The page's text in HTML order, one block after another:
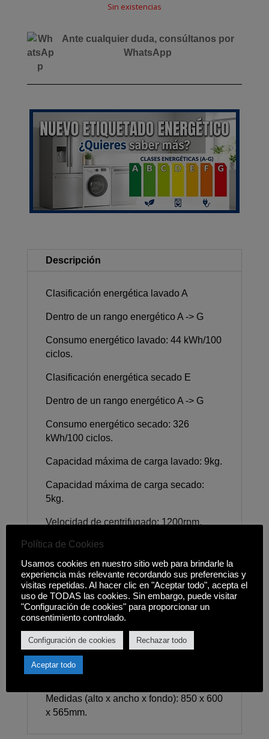
Sin existencias
Ante cualquier duda, consúltanos por
WhatsApp
Descripción
Clasificación energética lavado A
Dentro de un rango energético A -> G
Consumo energético lavado: 44 kWh/100
ciclos.
Clasificación energética secado E
Dentro de un rango energético A -> G
Consumo energético secado: 326
kWh/100 ciclos.
Capacidad máxima de carga lavado: 9kg.
Capacidad máxima de carga secado:
5kg.
Velocidad de centrifugado: 1200rpm.
Tecnología: Smart Diagnosis, AI DD™,
Inverter Direct Drive Motor, Steam™,
TurboWash™, TurboWash™360.
Programas de lavado: Algodón,
Delicado/seda, Eco, Higiene/Contra
alergias, Mix, Prelavado, Rápido 14 min,
Aclarado y centrifugado, Sintético.
Programas de secado: Algodón, Eco, Mix,
Sintético, Wash&Dry.
Medidas (alto x ancho x fondo): 850 x 600
x 565mm.
Política de Cookies
Usamos cookies en nuestro sitio web para brindarle la
experiencia más relevante recordando sus preferencias y
visitas repetidas. Al hacer clic en "Aceptar todo", acepta el
uso de TODAS las cookies. Sin embargo, puede visitar
"Configuración de cookies" para proporcionar un
consentimiento controlado.
Configuración de cookies Rechazar todo
Aceptar todo